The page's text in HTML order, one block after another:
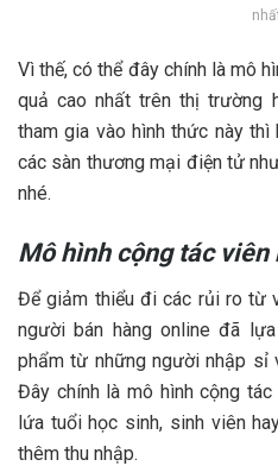
Vì thế, có thể đây chính là mô
quả cao nhất trên thị trường
tham gia vào hình thức này
các sàn thương mại điện tử
nhé.
Mô hình cộng tác viên
Để giảm thiểu đi các rủi ro từ
người bán hàng online đã
phẩm từ những người nhập sỉ
Đây chính là mô hình cộng
lứa tuổi học sinh, sinh viên
thêm thu nhập.